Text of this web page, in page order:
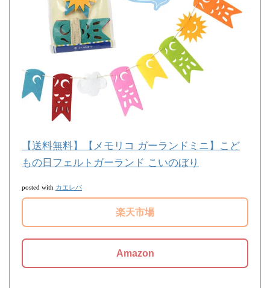
【送料無料】【メモリコ ガーランドミニ】こど
もの日フェルトガーランド こいのぼり
posted with カエレバ
楽天市場
Amazon